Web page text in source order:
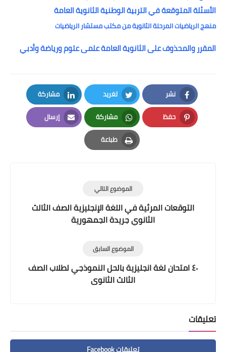
الأسئلة المتوقعة في التربية الوطنية الثانوية العامة
منهج الرياضيات المرحلة الثانوية من مكتب مستشار الرياضيات
المقرر والمحذوف على الثانوية العامة علمى علوم ورياضة وأدبي
نشر
Facebook
تغريد
Twitter
مشاركة
LinkedIn
حفظ
Pinterest
مشاركة
Whatsapp
إرسال
Email
طباعة
Print
الموضوع التالي
التوقعات المرئية في اللغة الإنجليزية الصف الثالث
الثانوي جريدة الجمهورية
الموضوع السابق
٤٠ امتحان لغة انجليزية بالحل النموذجي لطلاب الصف
الثالث الثانوى
تعليقات
تعليقات Facebook